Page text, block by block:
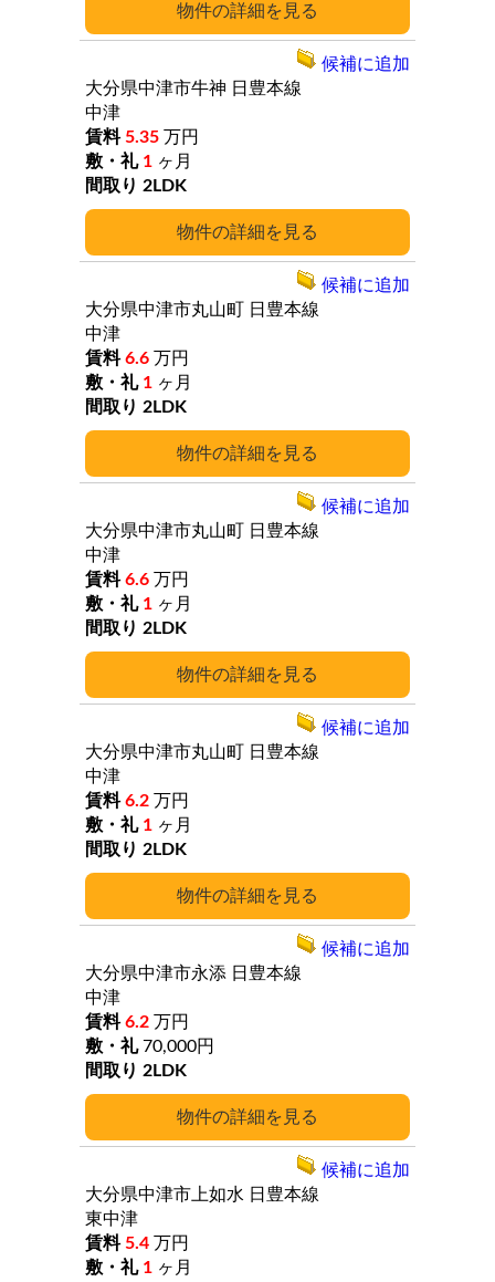
詳細
詳細
大分県中津市牛神 日豊本線
中津
5.35 万円
1 ヶ月
2LDK
候補に追加
詳細
大分県中津市丸山町
日豊本線
中津
6.6 万円
1 ヶ月
2LDK
候補に追加
詳細
大分県中津市丸山町
日豊本線
中津
6.6 万円
1 ヶ月
2LDK
候補に追加
詳細
大分県中津市丸山町
日豊本線
中津
6.2 万円
1 ヶ月
2LDK
候補に追加
詳細
大分県中津市永添 日豊本線
中津
6.2 万円
70,000円
2LDK
候補に追加
大分県中津市上如水 日豊本線
東中津
5.4 万円
1 ヶ月
候補に追加